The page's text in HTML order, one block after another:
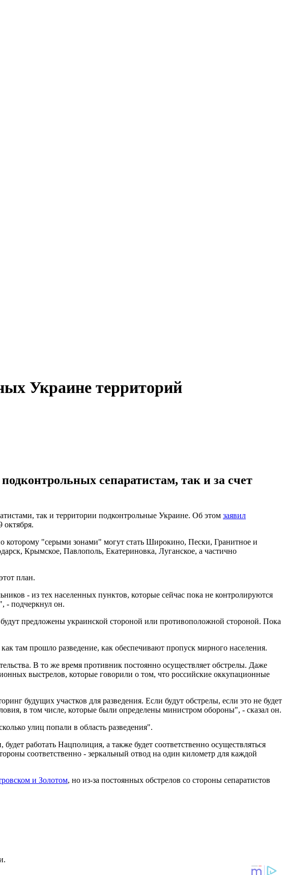
Украине территорий
сепаратистам, так и за счет
так и территории подконтрольные Украине. Об этом заявил
которому "серыми зонами" могут стать Широкино, Пески, Гранитное и
Крымское, Павлополь, Екатериновка, Луганское, а частично
план.
- из тех населенных пунктов, которые сейчас пока не контролируются
- подчеркнул он.
предложены украинской стороной или противоположной стороной. Пока
там прошло разведение, как обеспечивают пропуск мирного населения.
В то же время противник постоянно осуществляет обстрелы. Даже
выстрелов, которые говорили о том, что российские оккупационные
будущих участков для разведения. Если будут обстрелы, если это не будет
в том числе, которые были определены министром обороны", - сказал он.
улиц попали в область разведения".
работать Нацполиция, а также будет соответственно осуществляться
соответственно - зеркальный отвод на один километр для каждой
и Золотом, но из-за постоянных обстрелов со стороны сепаратистов